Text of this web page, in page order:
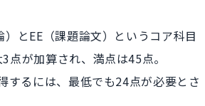
とEE（課題論文）というコア科目
点が加算され、満点は45点。
するには、最低でも24点が必要とさ